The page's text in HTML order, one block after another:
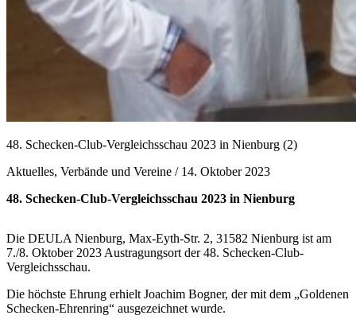
48. Schecken-Club-Vergleichsschau 2023 in Nienburg (2)
Aktuelles, Verbände und Vereine / 14. Oktober 2023
48. Schecken-Club-Vergleichsschau 2023 in Nienburg
Die DEULA Nienburg, Max-Eyth-Str. 2, 31582 Nienburg ist am
7./8. Oktober 2023 Austragungsort der 48. Schecken-Club-
Vergleichsschau.
Die höchste Ehrung erhielt Joachim Bogner, der mit dem „Goldenen
Schecken-Ehrenring“ ausgezeichnet wurde.